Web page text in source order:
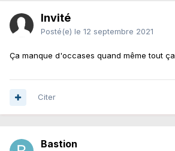
Invité
Posté(e) le 12 septembre 2021
Ça manque d'occases quand même tout ça
Citer
Bastion